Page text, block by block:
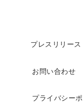
プレスリリース
お問い合わせ
プライバシー